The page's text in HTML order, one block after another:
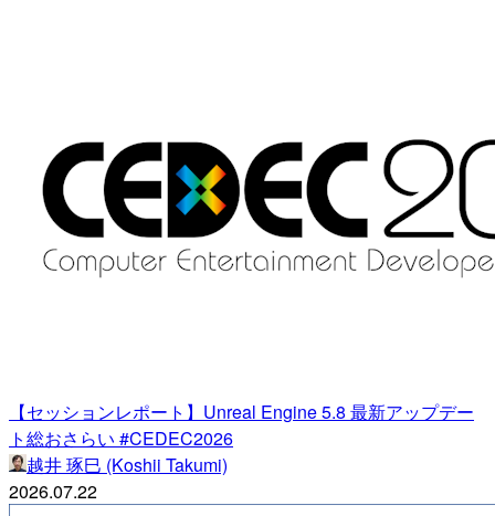
【セッションレポート】Unreal Engine 5.8 最新アップデー
ト総おさらい #CEDEC2026
越井 琢巳 (Koshii Takumi)
2026.07.22